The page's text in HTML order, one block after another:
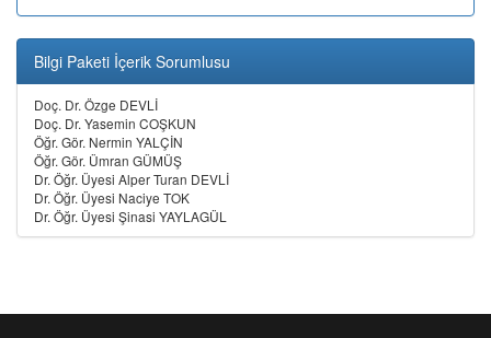
Bilgi Paketi İçerik Sorumlusu
Doç. Dr. Özge DEVLİ
Doç. Dr. Yasemin COŞKUN
Öğr. Gör. Nermin YALÇİN
Öğr. Gör. Ümran GÜMÜŞ
Dr. Öğr. Üyesi Alper Turan DEVLİ
Dr. Öğr. Üyesi Naciye TOK
Dr. Öğr. Üyesi Şinasi YAYLAGÜL